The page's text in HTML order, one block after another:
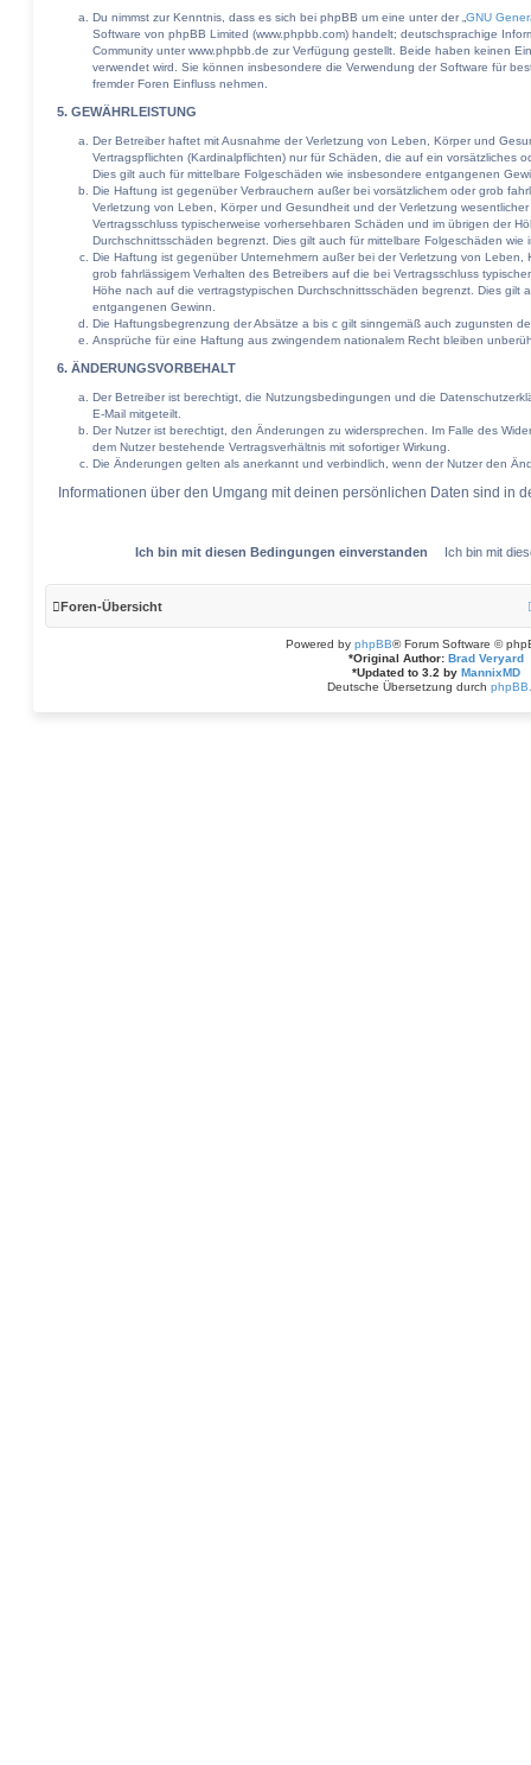
Du nimmst zur Kenntnis, dass es sich bei phpBB um eine unter der „ GNU
Software von phpBB Limited (www.phpbb.com) handelt; deutschsprachige
Community unter www.phpbb.de zur Verfügung gestellt. Beide haben keinen
verwendet wird. Sie können insbesondere die Verwendung der Software für
fremder Foren Einfluss nehmen.
5. GEWÄHRLEISTUNG
Der Betreiber haftet mit Ausnahme der Verletzung von Leben, Körper und
Vertragspflichten (Kardinalpflichten) nur für Schäden, die auf ein vorsätzliches
Dies gilt auch für mittelbare Folgeschäden wie insbesondere entgangenen
Die Haftung ist gegenüber Verbrauchern außer bei vorsätzlichem oder grob
Verletzung von Leben, Körper und Gesundheit und der Verletzung
Vertragsschluss typischerweise vorhersehbaren Schäden und im übrigen der
Durchschnittsschäden begrenzt. Dies gilt auch für mittelbare Folgeschäden
Die Haftung ist gegenüber Unternehmern außer bei der Verletzung von
grob fahrlässigem Verhalten des Betreibers auf die bei Vertragsschluss
Höhe nach auf die vertragstypischen Durchschnittsschäden begrenzt. Dies gilt
entgangenen Gewinn.
Die Haftungsbegrenzung der Absätze a bis c gilt sinngemäß auch zugunsten
Ansprüche für eine Haftung aus zwingendem nationalem Recht bleiben
6. ÄNDERUNGSVORBEHALT
Der Betreiber ist berechtigt, die Nutzungsbedingungen und die
E-Mail mitgeteilt.
Der Nutzer ist berechtigt, den Änderungen zu widersprechen. Im Falle des
dem Nutzer bestehende Vertragsverhältnis mit sofortiger Wirkung.
Die Änderungen gelten als anerkannt und verbindlich, wenn der Nutzer den
Informationen über den Umgang mit deinen persönlichen Daten sind in
Foren-Übersicht
Powered by phpBB® Forum Software ©
*Original Author: Brad Veryard
*Updated to 3.2 by MannixMD
Deutsche Übersetzung durch